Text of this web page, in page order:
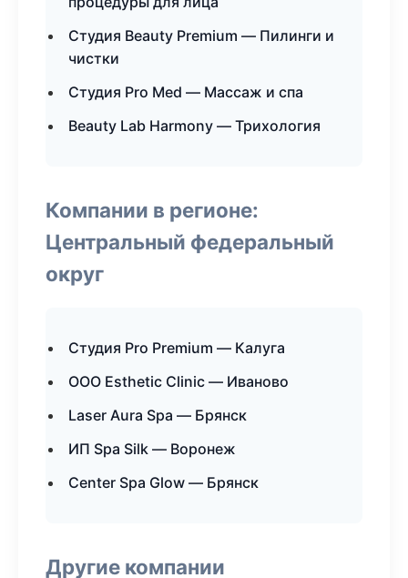
Студия Beauty Premium — Пилинги и
чистки
Студия Pro Med — Массаж и спа
Beauty Lab Harmony — Трихология
Компании в регионе:
Центральный федеральный
округ
Студия Pro Premium — Калуга
ООО Esthetic Clinic — Иваново
Laser Aura Spa — Брянск
ИП Spa Silk — Воронеж
Center Spa Glow — Брянск
Другие компании